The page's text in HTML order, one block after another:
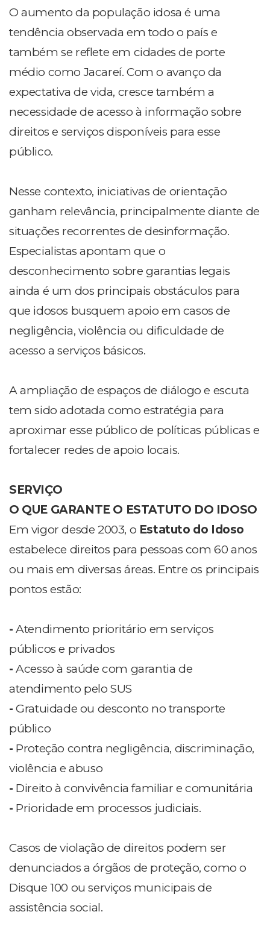
O aumento da população idosa é uma
tendência observada em todo o país e
também se reflete em cidades de porte
médio como Jacareí. Com o avanço da
expectativa de vida, cresce também a
necessidade de acesso à informação sobre
direitos e serviços disponíveis para esse
público.
Nesse contexto, iniciativas de orientação
ganham relevância, principalmente diante de
situações recorrentes de desinformação.
Especialistas apontam que o
desconhecimento sobre garantias legais
ainda é um dos principais obstáculos para
que idosos busquem apoio em casos de
negligência, violência ou dificuldade de
acesso a serviços básicos.
A ampliação de espaços de diálogo e escuta
tem sido adotada como estratégia para
aproximar esse público de políticas públicas e
fortalecer redes de apoio locais.
SERVIÇO
O QUE GARANTE O ESTATUTO DO IDOSO
Em vigor desde 2003, o Estatuto do Idoso
estabelece direitos para pessoas com 60 anos
ou mais em diversas áreas. Entre os principais
pontos estão:
- Atendimento prioritário em serviços
públicos e privados
-Acesso à saúde com garantia de
atendimento pelo SUS
- Gratuidade ou desconto no transporte
público
- Proteção contra negligência, discriminação,
violência e abuso
- Direito à convivência familiar e comunitária
- Prioridade em processos judiciais.
Casos de violação de direitos podem ser
denunciados a órgãos de proteção, como o
Disque 100 ou serviços municipais de
assistência social.